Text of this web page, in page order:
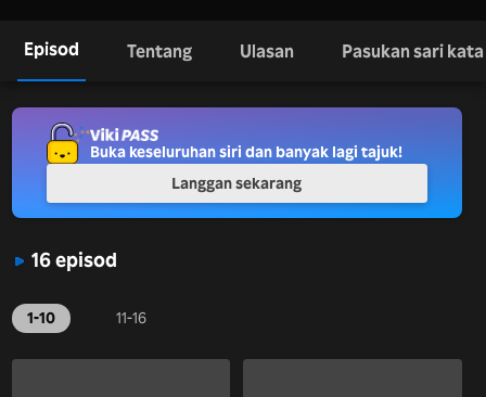
Episod Tentang Ulasan Pasukan sari kata
16 episod
1-10 11-16
Buka keseluruhan siri dan banyak lagi tajuk!
Langgan sekarang